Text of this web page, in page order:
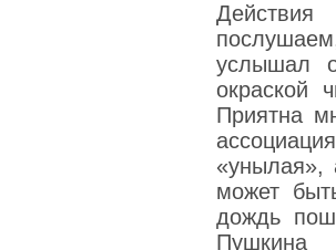
Действия
услышал
окраской
Приятна
«унылая»,
может
дождь
Пушкина